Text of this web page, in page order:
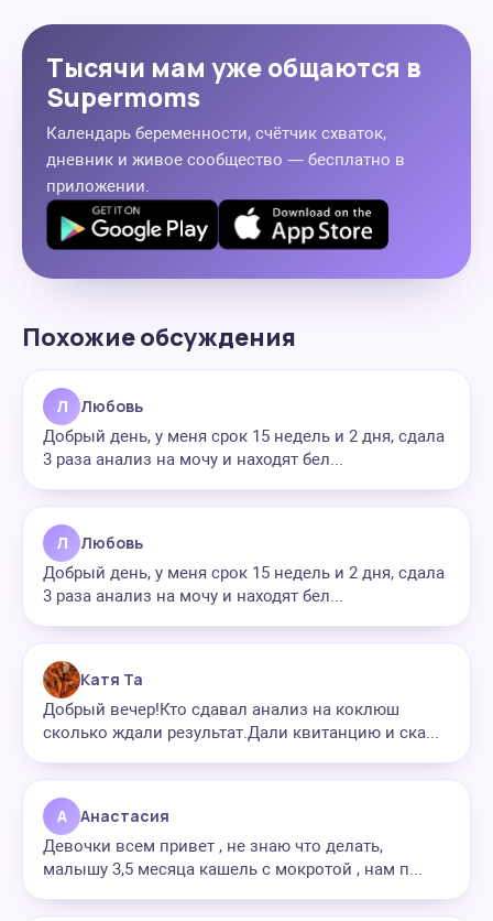
Тысячи мам уже общаются в
Supermoms
Календарь беременности, счётчик схваток,
дневник и живое сообщество — бесплатно в
приложении.
Похожие обсуждения
Л Любовь
Добрый день, у меня срок 15 недель и 2 дня, сдала
3 раза анализ на мочу и находят бел...
Л Любовь
Добрый день, у меня срок 15 недель и 2 дня, сдала
3 раза анализ на мочу и находят бел...
Катя Та
Добрый вечер!Кто сдавал анализ на коклюш
сколько ждали результат.Дали квитанцию и ска...
А Анастасия
Девочки всем привет , не знаю что делать,
малышу 3,5 месяца кашель с мокротой , нам п...